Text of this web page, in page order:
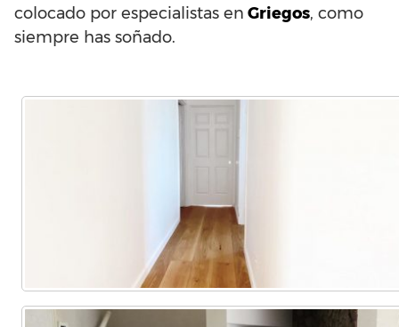
colocado por especialistas en Griegos, como
siempre has soñado.